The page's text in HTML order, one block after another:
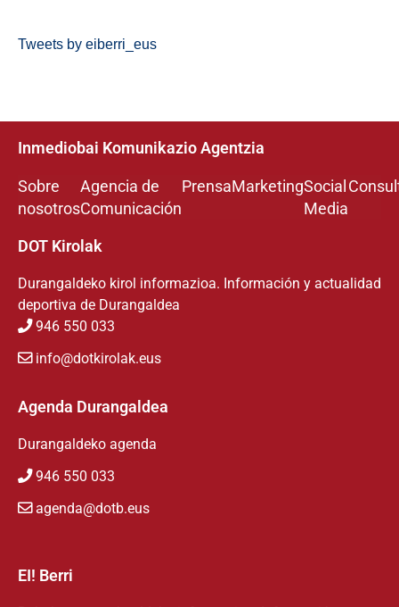
Tweets by eiberri_eus
Inmediobai Komunikazio Agentzia
Sobre
nosotros
Agencia de
Comunicación
PrensaMarketingSocial
Media
DOT Kirolak
Durangaldeko kirol informazioa. Información y actualidad
deportiva de Durangaldea
946 550 033
info@dotkirolak.eus
Agenda Durangaldea
Durangaldeko agenda
946 550 033
agenda@dotb.eus
EI! Berri